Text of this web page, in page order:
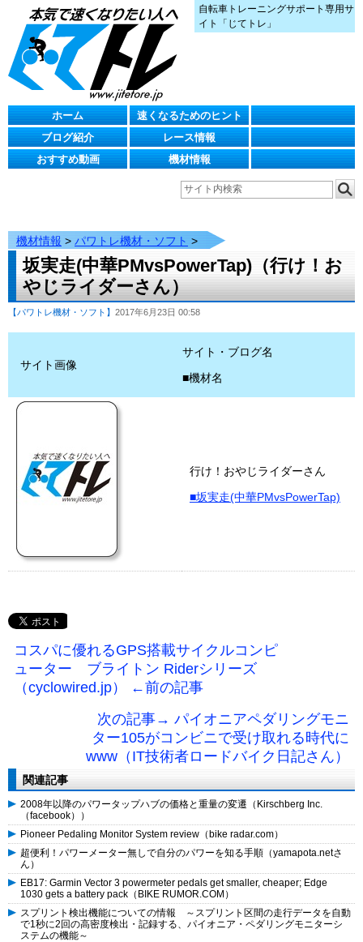
自転車トレーニングサポート専用サ
イト「じてトレ」
ホーム
速くなるためのヒント
ブログ紹介
レース情報
おすすめ動画
機材情報
機材情報 > パワトレ機材・ソフト >
坂実走(中華PMvsPowerTap)（行け！お
やじライダーさん）
【パワトレ機材・ソフト】 2017年6月23日 00:58
サイト画像
サイト・ブログ名
■機材名
行け！おやじライダーさん
■坂実走(中華PMvsPowerTap)
コスパに優れるGPS搭載サイクルコンピ
ューター ブライトン Riderシリーズ
（cyclowired.jp） ←前の記事
次の記事→ パイオニアペダリングモニ
ター105がコンビニで受け取れる時代に
www（IT技術者ロードバイク日記さん）
関連記事
2008年以降のパワータップハブの価格と重量の変遷（Kirschberg Inc.
（facebook））
Pioneer Pedaling Monitor System review（bike radar.com）
超便利！パワーメーター無しで自分のパワーを知る手順（yamapota.netさ
ん）
EB17: Garmin Vector 3 powermeter pedals get smaller, cheaper; Edge
1030 gets a battery pack（BIKE RUMOR.COM）
スプリント検出機能についての情報 ～スプリント区間の走行データを自動
で1秒に2回の高密度検出・記録する、パイオニア・ペダリングモニターシ
ステムの機能～